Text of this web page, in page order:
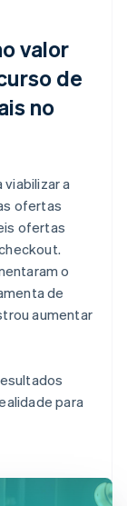
valor
de
no
a
ofertas
ofertas
o
de
aumentar
para